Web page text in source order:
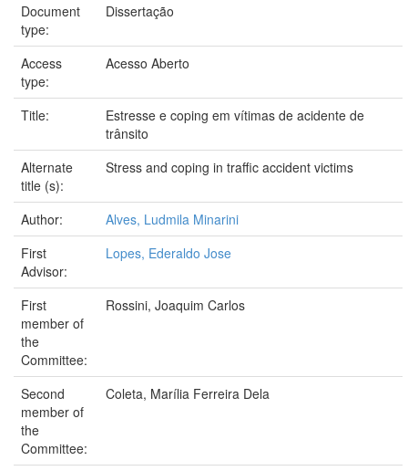
Document
type:
Dissertação
Access
type:
Acesso Aberto
Title:
Estresse e coping em vítimas de acidente de
trânsito
Alternate
title (s):
Stress and coping in traffic accident victims
Author:
Alves, Ludmila Minarini
First
Advisor:
Lopes, Ederaldo Jose
First
member of
the
Committee:
Rossini, Joaquim Carlos
Second
member of
the
Committee:
Coleta, Marília Ferreira Dela